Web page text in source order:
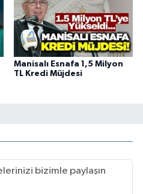
Manisalı Esnafa 1,5 Milyon
TL Kredi Müjdesi